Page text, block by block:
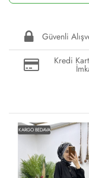
Güvenli
Kredi
KARGO BEDAVA